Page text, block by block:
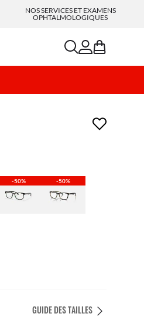
NOS SERVICES ET EXAMENS
OPHTALMOLOGIQUES
searchaccount
bag
-50% -50%
GUIDE DES TAILLES